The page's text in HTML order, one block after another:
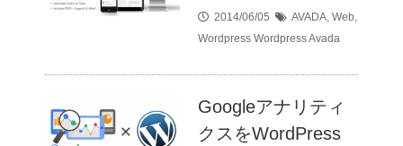
2014/06/05 AVADA, Web,
Wordpress Wordpress Avada
Googleアナリティ
クスをWordPress